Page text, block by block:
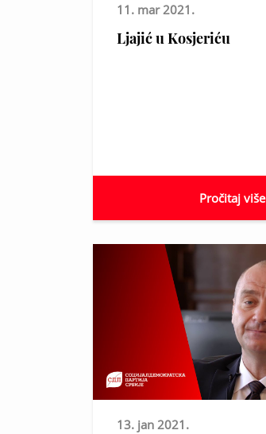
11. mar 2021.
Ljajić u Kosjeriću
Pročitaj više
13. jan 2021.